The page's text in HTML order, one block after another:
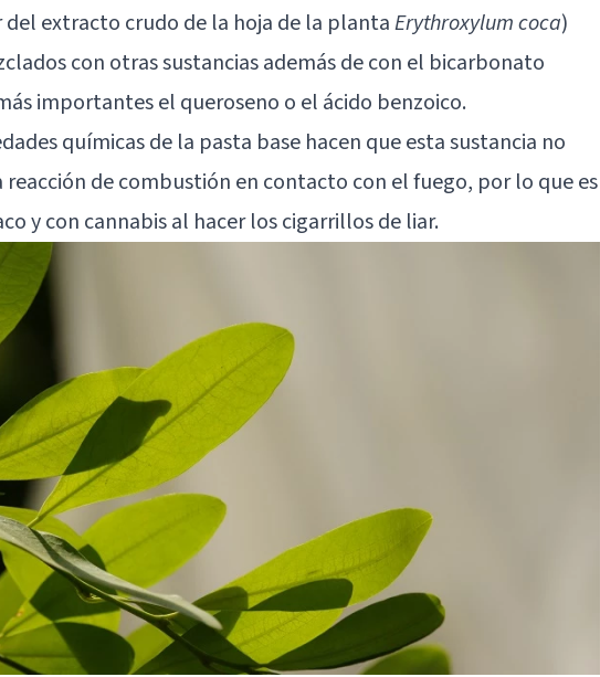
extracto crudo de la hoja de la plantaErythroxylum coca)
con otras sustancias además de con el bicarbonato
importantes el queroseno o el ácido benzoico.
químicas de la pasta base hacen que esta sustancia no
reacción de combustión en contacto con el fuego, por lo que es
y con cannabis al hacer los cigarrillos de liar.